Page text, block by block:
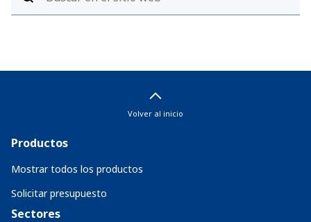
Volver al inicio
Productos
Mostrar todos los productos
Solicitar presupuesto
Sectores